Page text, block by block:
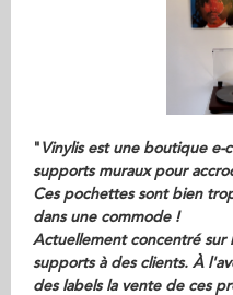
" Vinylis est une boutique
supports muraux pour
Ces pochettes sont bien
dans une commode !
Actuellement concentré sur
supports à des clients. À
des labels la vente de ces